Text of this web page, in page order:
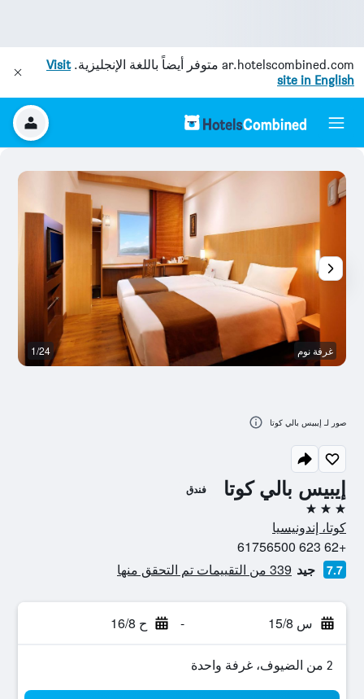
ar.hotelscombined.com متوفر أيضاً باللغة الإنجليزية.Visit
site in English
إيبيس بالي كوتا فندق
3 نجوم
كوتا، إندونيسيا
+62 623 61756500
7.7 جيد 339 من التقييمات تم التحقق منها
س 15/8 - ح 16/8
2 من الضيوف، غرفة واحدة
غرفة نوم 1/24
صور لـ إيبيس بالي كوتا